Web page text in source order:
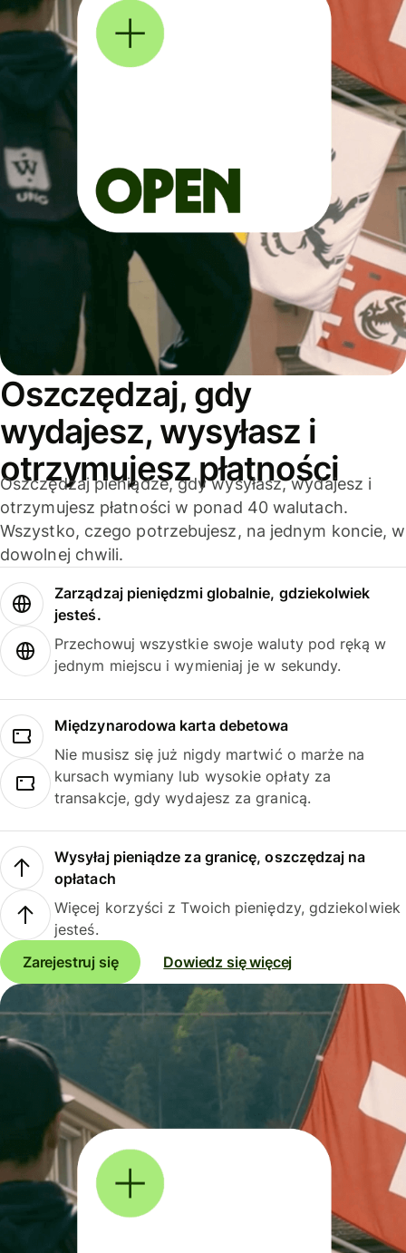
Oszczędzaj, gdy
wydajesz, wysyłasz i
otrzymujesz płatności
Oszczędzaj pieniądze, gdy wysyłasz, wydajesz i
otrzymujesz płatności w ponad 40 walutach.
Wszystko, czego potrzebujesz, na jednym koncie, w
dowolnej chwili.
Zarządzaj pieniędzmi globalnie, gdziekolwiek
jesteś.
Przechowuj wszystkie swoje waluty pod ręką w
jednym miejscu i wymieniaj je w sekundy.
Międzynarodowa karta debetowa
Nie musisz się już nigdy martwić o marże na
kursach wymiany lub wysokie opłaty za
transakcje, gdy wydajesz za granicą.
Wysyłaj pieniądze za granicę, oszczędzaj na
opłatach
Więcej korzyści z Twoich pieniędzy, gdziekolwiek
jesteś.
Zarejestruj się
Dowiedz się więcej